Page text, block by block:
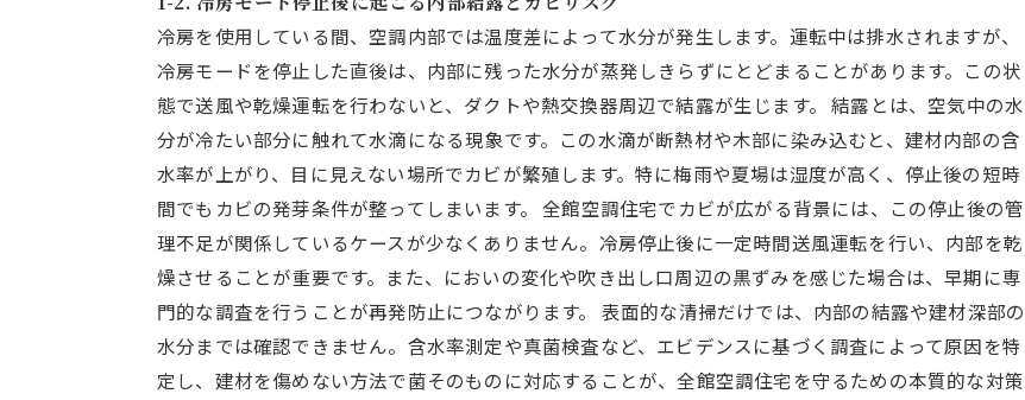
冷房を使用している間、空調内部では温度差によって水分が発生します。運転中は排水されますが、
冷房モードを停止した直後は、内部に残った水分が蒸発しきらずにとどまることがあります。この状
態で送風や乾燥運転を行わないと、ダクトや熱交換器周辺で結露が生じます。 結露とは、空気中の水
分が冷たい部分に触れて水滴になる現象です。この水滴が断熱材や木部に染み込むと、建材内部の含
水率が上がり、目に見えない場所でカビが繁殖します。特に梅雨や夏場は湿度が高く、停止後の短時
間でもカビの発芽条件が整ってしまいます。 全館空調住宅でカビが広がる背景には、この停止後の管
理不足が関係しているケースが少なくありません。冷房停止後に一定時間送風運転を行い、内部を乾
燥させることが重要です。また、においの変化や吹き出し口周辺の黒ずみを感じた場合は、早期に専
門的な調査を行うことが再発防止につながります。 表面的な清掃だけでは、内部の結露や建材深部の
水分までは確認できません。含水率測定や真菌検査など、エビデンスに基づく調査によって原因を特
定し、建材を傷めない方法で菌そのものに対応することが、全館空調住宅を守るための本質的な対策